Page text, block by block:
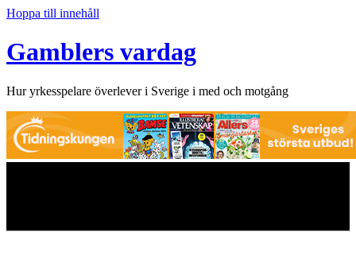
Hoppa till innehåll
Gamblers vardag
Hur yrkesspelare överlever i Sverige i med och motgång